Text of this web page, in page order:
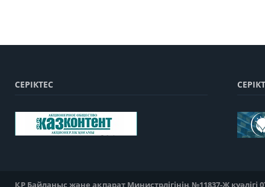
СЕРІКТЕС
ҚР Байланыс және ақпарат Министрлігінің №11837-Ж куәлігі